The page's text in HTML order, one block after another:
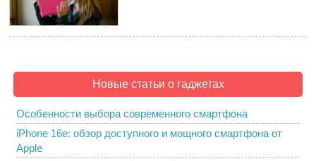
Новые статьи о гаджетах
Особенности выбора современного смартфона
iPhone 16e: обзор доступного и мощного смартфона от
Apple